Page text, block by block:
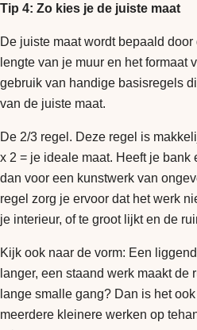
Tip 4: Zo kies je de juiste maat
De juiste maat wordt bepaald
lengte van je muur en het formaat
gebruik van handige basisregels
van de juiste maat.
De 2/3 regel. Deze regel is
x 2 = je ideale maat. Heeft je
dan voor een kunstwerk van
regel zorg je ervoor dat het werk
je interieur, of te groot lijkt en de
Kijk ook naar de vorm: Een
langer, een staand werk maakt de
lange smalle gang? Dan is het
meerdere kleinere werken op